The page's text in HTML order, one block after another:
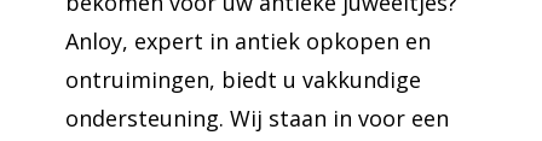
Anloy, expert in antiek opkopen en
ontruimingen, biedt u vakkundige
ondersteuning. Wij staan in voor een